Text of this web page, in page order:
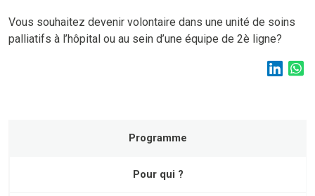
Vous souhaitez devenir volontaire dans une unité de soins
palliatifs à l’hôpital ou au sein d’une équipe de 2è ligne?
Programme
Pour qui ?